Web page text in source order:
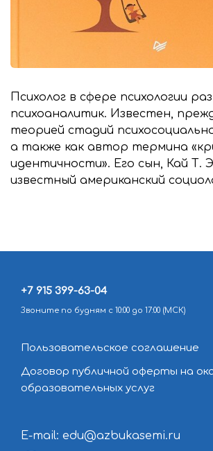
Психолог в сфере психологии
психоаналитик. Известен,
теорией стадий
а также как автор термина
идентичности». Его сын, Кай Т.
известный американский
+7 915 399-63-04
Звоните по будням с 10:00 до 17:00 (МСК)
Пользовательское соглашение
Договор публичной оферты на
образовательных услуг
E-mail: edu@azbukasemi.ru